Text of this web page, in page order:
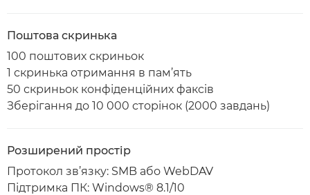
Поштова скринька
100 поштових скриньок
1 скринька отримання в пам’ять
50 скриньок конфіденційних факсів
Зберігання до 10 000 сторінок (2000 завдань)
Розширений простір
Протокол зв’язку: SMB або WebDAV
Підтримка ПК: Windows® 8.1/10